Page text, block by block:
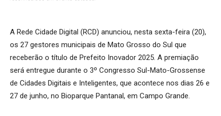
A Rede Cidade Digital (RCD) anunciou, nesta sexta-feira (20),
os 27 gestores municipais de Mato Grosso do Sul que
receberão o título de Prefeito Inovador 2025. A premiação
será entregue durante o 3º Congresso Sul-Mato-Grossense
de Cidades Digitais e Inteligentes, que acontece nos dias 26 e
27 de junho, no Bioparque Pantanal, em Campo Grande.